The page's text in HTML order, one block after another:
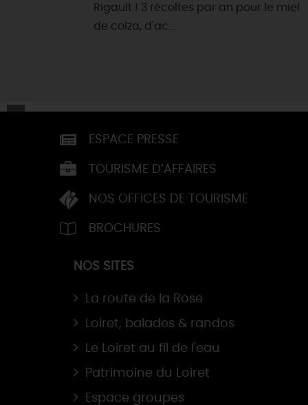
Rigault ! 3 récoltes par an pour le miel
de colza, d'ac...
ESPACE PRESSE
TOURISME D’AFFAIRES
NOS OFFICES DE TOURISME
BROCHURES
NOS SITES
La route de la Rose
Loiret, balades & randos
Le Loiret au fil de l'eau
Patrimoine du Loiret
Espace groupes